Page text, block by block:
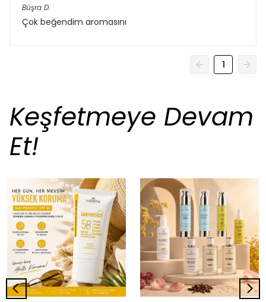
Büşra D.
Çok beğendim aromasını
1
Keşfetmeye Devam
Et!